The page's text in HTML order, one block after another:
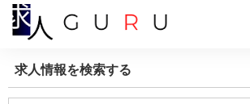
求人情報を検索する